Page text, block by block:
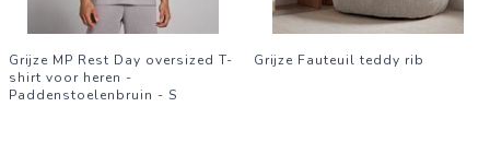
Grijze MP Rest Day oversized T-
shirt voor heren -
Paddenstoelenbruin - S
Grijze Fauteuil teddy rib